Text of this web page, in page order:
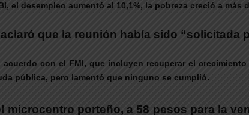
desempleo aumentó al 10,1%, la pobreza creció a más
aclaró que la reunión había sido “solicitada
con el FMI, que incluyen recuperar el
pública, pero lamentó que ninguno se cumplió.
microcentro porteño, a 58 pesos para la